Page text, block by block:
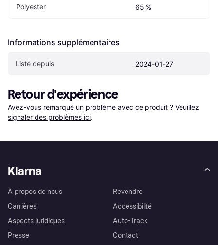
Polyester 65 %
Informations supplémentaires
Listé depuis 2024-01-27
Retour d'expérience
Avez-vous remarqué un problème avec ce produit ? Veuillez
signaler des problèmes ici.
Klarna
À propos de nous
Carrières
Aspects juridiques
Presse
Revendre
Accessibilité
Auto-Track
Contact